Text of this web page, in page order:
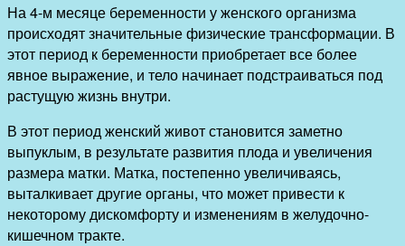
На 4-м месяце беременности у женского организма
происходят значительные физические трансформации. В
этот период к беременности приобретает все более
явное выражение, и тело начинает подстраиваться под
растущую жизнь внутри.
В этот период женский живот становится заметно
выпуклым, в результате развития плода и увеличения
размера матки. Матка, постепенно увеличиваясь,
выталкивает другие органы, что может привести к
некоторому дискомфорту и изменениям в желудочно-
кишечном тракте.